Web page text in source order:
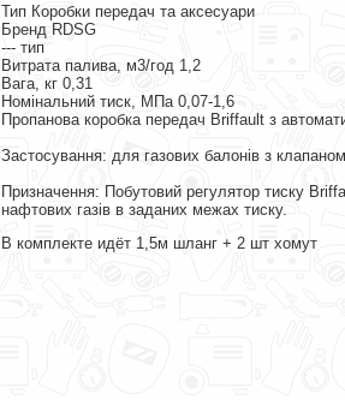
Тип Коробки передач та аксесуари
Бренд RDSG
--- тип
Витрата палива, м3/год 1,2
Вага, кг 0,31
Номінальний тиск, МПа 0,07-1,6
Пропанова коробка передач Briffault з
Застосування: для газових балонів з клапаном.
Призначення: Побутовий регулятор тиску
нафтових газів в заданих межах тиску.
В комплекте идёт 1,5м шланг + 2 шт хомут